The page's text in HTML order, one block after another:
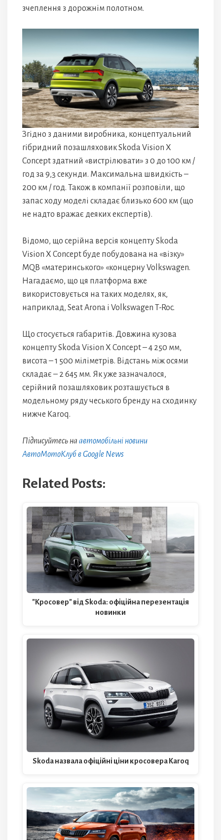
зчеплення з дорожнім полотном.
Згідно з даними виробника, концептуальний
гібридний позашляховик Skoda Vision X
Concept здатний «вистрілювати» з 0 до 100 км /
год за 9,3 секунди. Максимальна швидкість –
200 км / год. Також в компанії розповіли, що
запас ходу моделі складає близько 600 км (що
не надто вражає деяких експертів).
Відомо, що серійна версія концепту Skoda
Vision X Concept буде побудована на «візку»
MQB «материнського» «концерну Volkswagen.
Нагадаємо, що ця платформа вже
використовується на таких моделях, як,
наприклад, Seat Arona і Volkswagen T-Roc.
Що стосується габаритів. Довжина кузова
концепту Skoda Vision X Concept – 4 250 мм,
висота – 1 500 міліметрів. Відстань між осями
складає – 2 645 мм. Як уже зазначалося,
серійний позашляховик розташується в
модельному ряду чеського бренду на сходинку
нижче Karoq.
Підписуйтесь на автомобільні новини
АвтоМотоКлуб в Google News
Related Posts:
"Кросовер" від Skoda: офіційна перезентація
новинки
Skoda назвала офіційні ціни кросовера Karoq